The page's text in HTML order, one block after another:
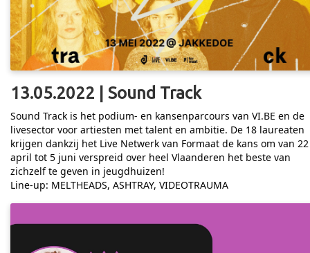
13.05.2022 | Sound Track
Sound Track is het podium- en kansenparcours van VI.BE en de
livesector voor artiesten met talent en ambitie. De 18 laureaten
krijgen dankzij het Live Netwerk van Formaat de kans om van 22
april tot 5 juni verspreid over heel Vlaanderen het beste van
zichzelf te geven in jeugdhuizen!
Line-up: MELTHEADS, ASHTRAY, VIDEOTRAUMA